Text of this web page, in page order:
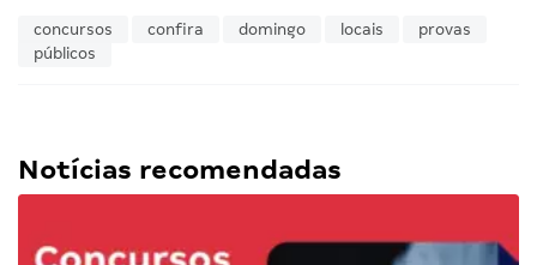
concursos confira domingo locais
provas
públicos
Notícias recomendadas